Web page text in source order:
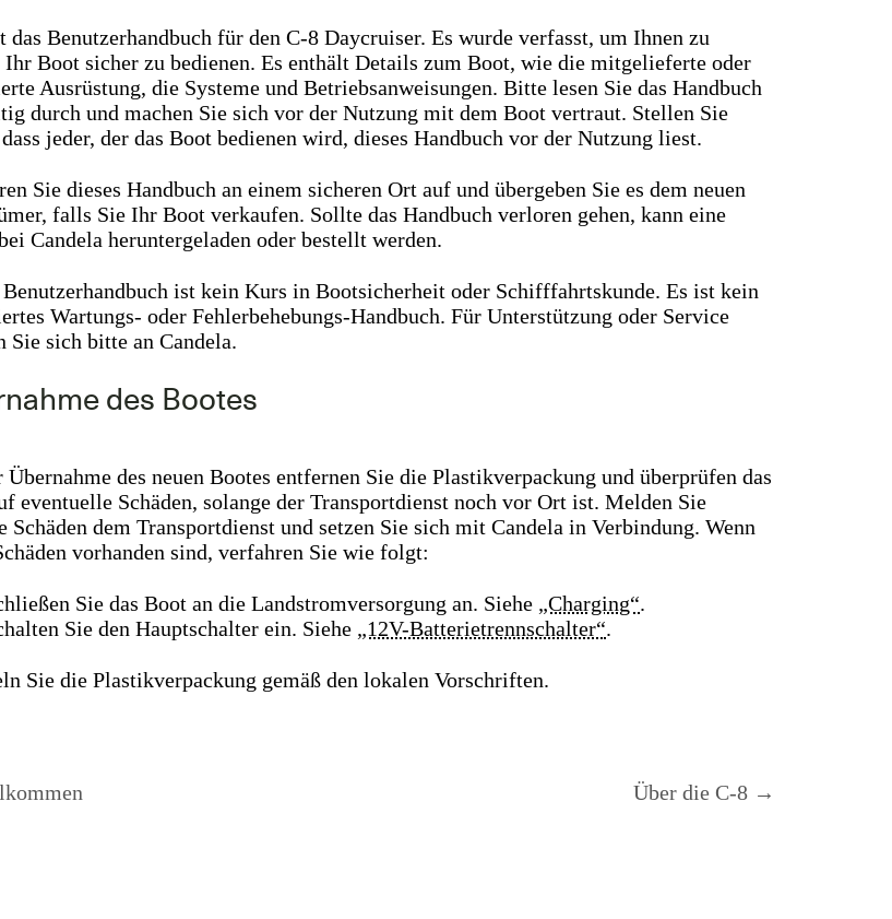
das Benutzerhandbuch für den C-8 Daycruiser. Es wurde verfasst, um Ihnen zu
Ihr Boot sicher zu bedienen. Es enthält Details zum Boot, wie die mitgelieferte oder
Ausrüstung, die Systeme und Betriebsanweisungen. Bitte lesen Sie das Handbuch
durch und machen Sie sich vor der Nutzung mit dem Boot vertraut. Stellen Sie
jeder, der das Boot bedienen wird, dieses Handbuch vor der Nutzung liest.
Sie dieses Handbuch an einem sicheren Ort auf und übergeben Sie es dem neuen
falls Sie Ihr Boot verkaufen. Sollte das Handbuch verloren gehen, kann eine
Candela heruntergeladen oder bestellt werden.
Benutzerhandbuch ist kein Kurs in Bootsicherheit oder Schifffahrtskunde. Es ist kein
Wartungs- oder Fehlerbehebungs-Handbuch. Für Unterstützung oder Service
Sie sich bitte an Candela.
des Bootes
Übernahme des neuen Bootes entfernen Sie die Plastikverpackung und überprüfen das
eventuelle Schäden, solange der Transportdienst noch vor Ort ist. Melden Sie
Schäden dem Transportdienst und setzen Sie sich mit Candela in Verbindung. Wenn
vorhanden sind, verfahren Sie wie folgt:
Sie das Boot an die Landstromversorgung an. Siehe „Charging“.
Sie den Hauptschalter ein. Siehe „12V-Batterietrennschalter“.
Sie die Plastikverpackung gemäß den lokalen Vorschriften.
Über die C-8 →